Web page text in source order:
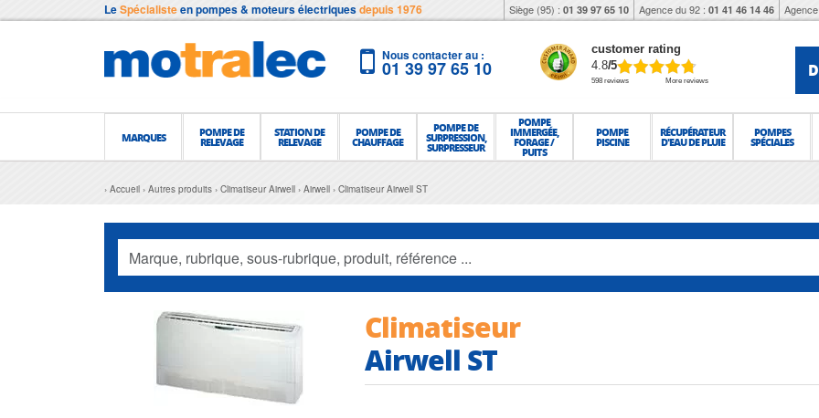
LeSpécialisteen pompes & moteurs électriquesdepuis 1976 Siège (95) : 01 39 97 65 10 Agence du 92 : 01 41 46 14 46
Nous contacter au :
01 39 97 65 10
customer rating
4.8/5
598 reviews More reviews
MARQUES POMPE DE
RELEVAGE
STATION DE
RELEVAGE
POMPE DE
CHAUFFAGE
POMPE DE
SURPRESSION,
SURPRESSEUR
POMPE
IMMERGÉE,
FORAGE /
PUITS
POMPE
PISCINE
RÉCUPÉRATEUR
D'EAU DE PLUIE
POMPES
SPÉCIALES
Accueil Autres produits Climatiseur Airwell Airwell Climatiseur Airwell ST
Climatiseur
Airwell ST